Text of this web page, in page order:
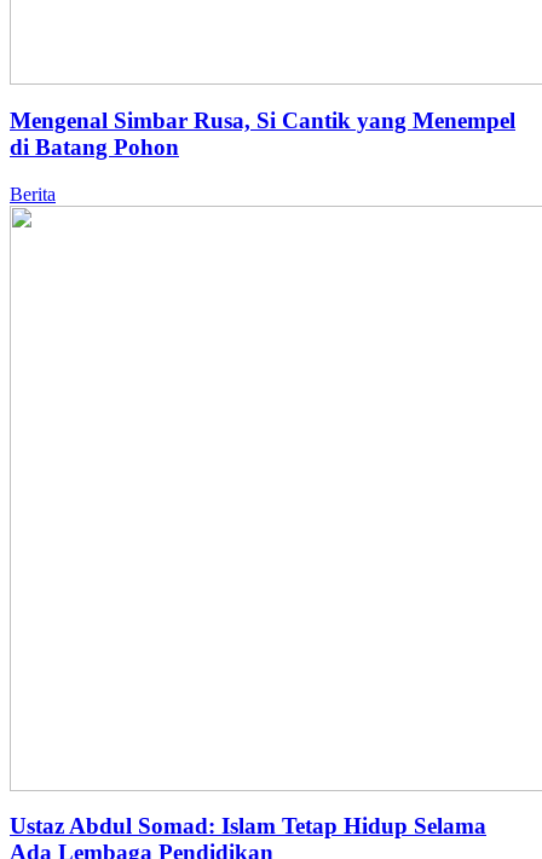
Mengenal Simbar Rusa, Si Cantik yang Menempel
di Batang Pohon
Berita
Ustaz Abdul Somad: Islam Tetap Hidup Selama
Ada Lembaga Pendidikan